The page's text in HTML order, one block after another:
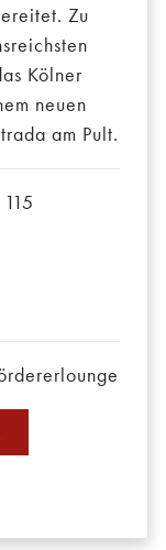
Zu
Kölner
neuen
am Pult.